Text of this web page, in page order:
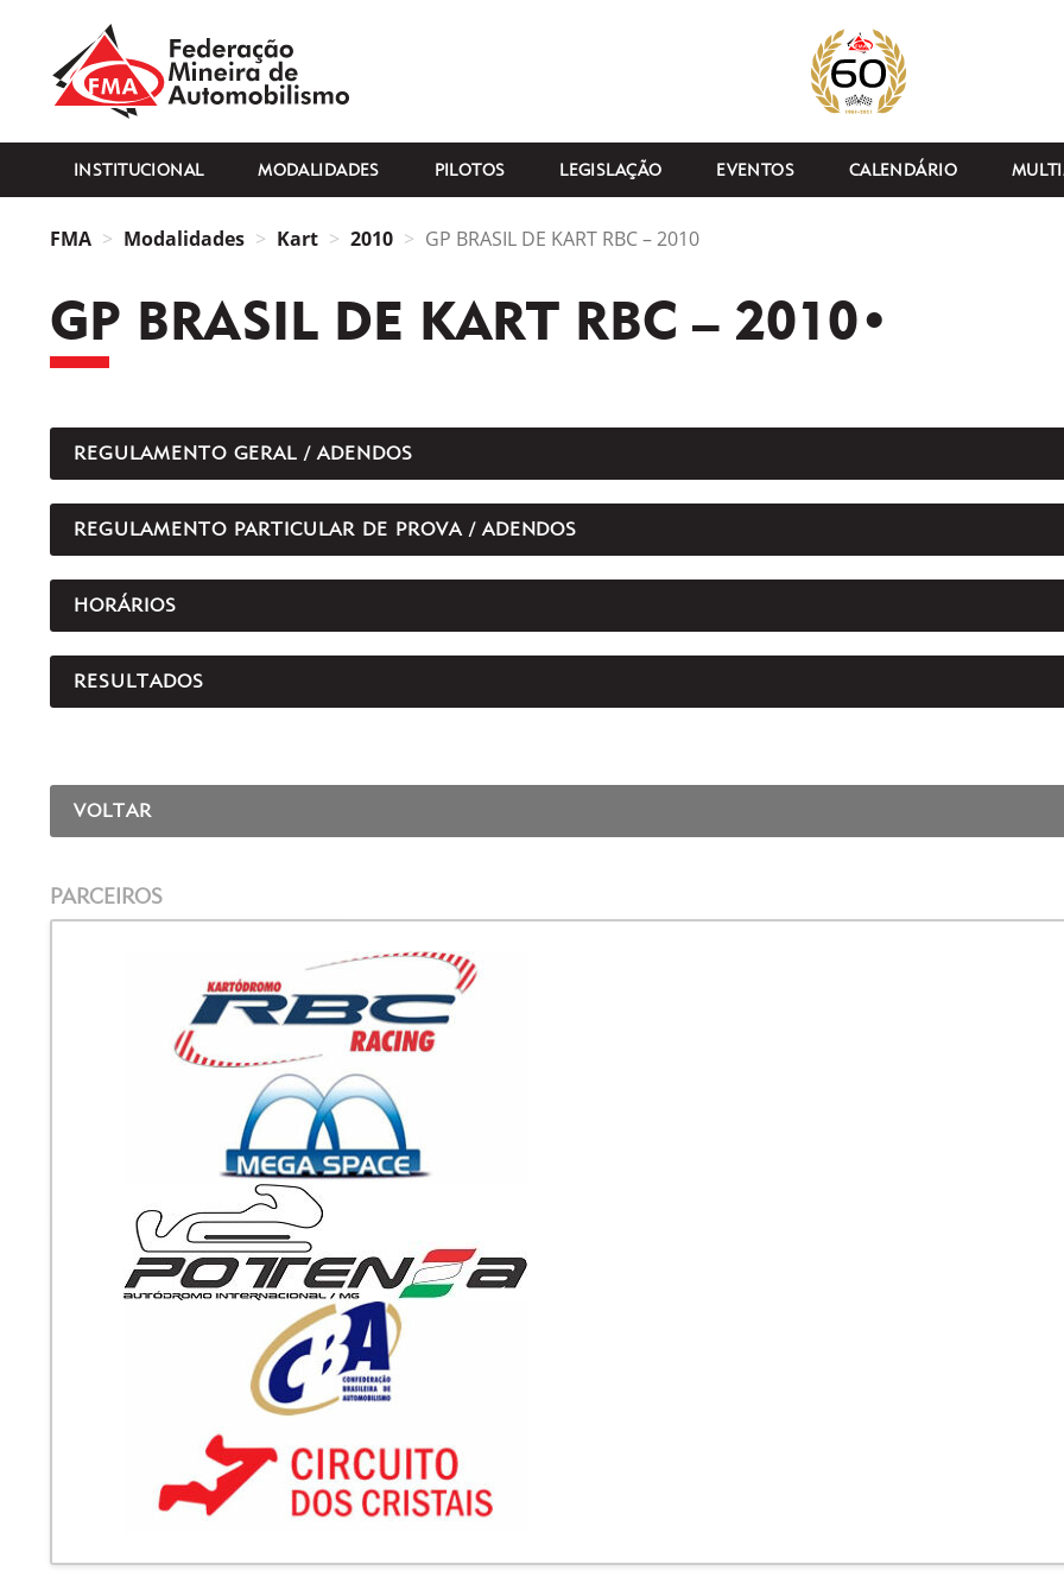
INSTITUCIONAL MODALIDADES PILOTOS LEGISLAÇÃO EVENTOS CALENDÁRIO
FMA Modalidades Kart 2010 GP BRASIL DE KART RBC – 2010
GP BRASIL DE KART RBC – 2010•
REGULAMENTO GERAL / ADENDOS
REGULAMENTO PARTICULAR DE PROVA / ADENDOS
HORÁRIOS
RESULTADOS
VOLTAR
PARCEIROS